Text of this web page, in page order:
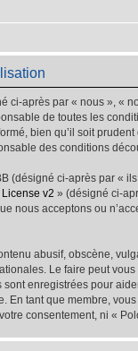
ci-après par « nous », «
de toutes les
bien qu’il soit
des conditions
(désigné ci-après par «
v2 » (désigné ci-
nous acceptons ou
abusif, obscène,
Le faire peut
sont enregistrées pour
En tant que membre,
consentement, ni «